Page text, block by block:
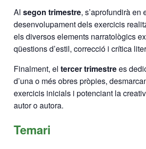
Al segon trimestre, s’aprofundirà en
desenvolupament dels exercicis
els diversos elements narratològics
qüestions d’estil, correcció i crítica
Finalment, el tercer trimestrees
d’una o més obres pròpies,
exercicis inicials i potenciant la
autor o autora.
Temari